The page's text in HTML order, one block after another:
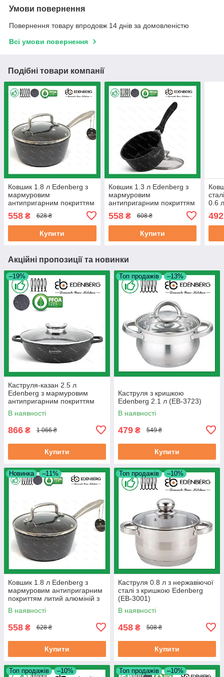
Умови повернення
Повернення товару впродовж 14 днів за домовленістю
Всі умови повернення
Подібні товари компанії
Ковшик 1.8 л Edenberg з
мармуровим
антипригарним покриттям
литий алюміній з кришкою
18 см (EB-3674)
558 ₴ 628 ₴
Купити
Ковшик 1.3 л Edenberg з
мармуровим
антипригарним покриттям
литий алюміній (EB-8044)
558₴ 608 ₴
Купити
0.6
492
Акційні пропозиції та новинки
–19%
Каструля-казан 2.5 л
Edenberg з мармуровим
антипригарним покриттям
литий алюміній 24 см (EB-
8159)
В наявності
866 ₴ 1 066 ₴
Купити
Топ продажів –13%
Каструля з кришкою
Edenberg 2.1 л (EB-3723)
В наявності
479 ₴ 549 ₴
Купити
Новинка –11%
Ковшик 1.8 л Edenberg з
мармуровим антипригарним
покриттям литий алюміній з
кришкою 18 см (EB-3674)
В наявності
558 ₴ 628 ₴
Купити
Топ продажів –10%
Каструля 0.8 л з нержавіючої
сталі з кришкою Edenberg
(EB-3001)
В наявності
458 ₴ 508 ₴
Купити
Топ продажів –10% Топ продажів –10%